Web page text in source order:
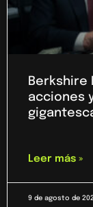
Berkshire
acciones
Leer más »
9 de agosto de